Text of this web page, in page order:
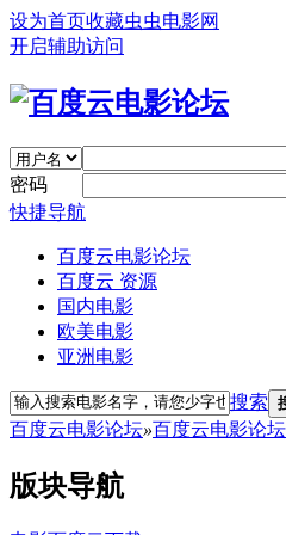
设为首页收藏虫虫电影网
开启辅助访问
密码
快捷导航
百度云电影论坛
百度云 资源
国内电影
欧美电影
亚洲电影
搜索
百度云电影论坛»百度云电影论坛
版块导航